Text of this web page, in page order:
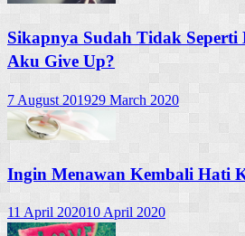
Sikapnya Sudah Tidak
Aku Give Up?
7 August 201929 March 2020
Ingin Menawan Kembali Hati
11 April 202010 April 2020